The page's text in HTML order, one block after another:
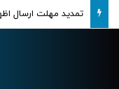
تمدید مهلت ارسال